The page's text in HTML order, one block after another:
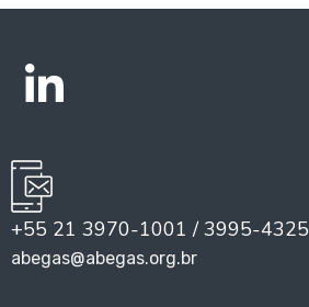
+55 21 3970-1001 / 3995-4325
abegas@abegas.org.br